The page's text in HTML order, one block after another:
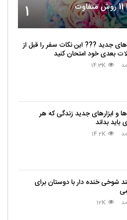
1
جدید ??️? این نکات سفر را قبل از
بعدی خود امتحان کنید
14.3K
و ابزارهای جدید زندگی که هر
باید بداند
14.2K
شوخی خنده دار با دوستان برای
12K